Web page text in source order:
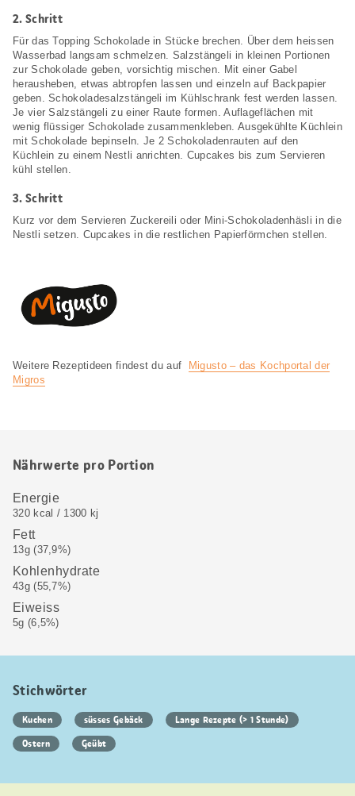
2.Schritt
Für das Topping Schokolade in Stücke brechen. Über dem heissen
Wasserbad langsam schmelzen. Salzstängeli in kleinen Portionen
zur Schokolade geben, vorsichtig mischen. Mit einer Gabel
herausheben, etwas abtropfen lassen und einzeln auf Backpapier
geben. Schokoladesalzstängeli im Kühlschrank fest werden lassen.
Je vier Salzstängeli zu einer Raute formen. Auflageflächen mit
wenig flüssiger Schokolade zusammenkleben. Ausgekühlte Küchlein
mit Schokolade bepinseln. Je 2 Schokoladenrauten auf den
Küchlein zu einem Nestli anrichten. Cupcakes bis zum Servieren
kühl stellen.
3.Schritt
Kurz vor dem Servieren Zuckereili oder Mini-Schokoladenhäsli in die
Nestli setzen. Cupcakes in die restlichen Papierförmchen stellen.
Weitere Rezeptideen findest du auf
Migusto – das Kochportal der
Migros
Nährwerte pro Portion
Energie
320 kcal / 1300 kj
Fett
13g (37,9%)
Kohlenhydrate
43g (55,7%)
Eiweiss
5g (6,5%)
Stichwörter
Kuchen süsses Gebäck
Lange Rezepte (> 1 Stunde)
Ostern
Geübt